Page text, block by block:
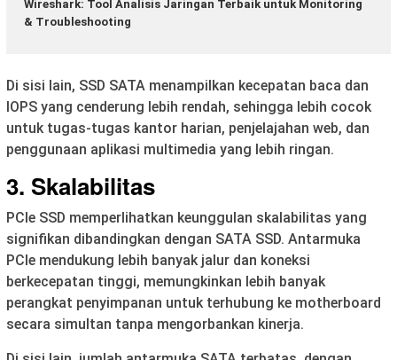
Wireshark: Tool Analisis Jaringan Terbaik untuk Monitoring
& Troubleshooting
Di sisi lain, SSD SATA menampilkan kecepatan baca dan
IOPS yang cenderung lebih rendah, sehingga lebih cocok
untuk tugas-tugas kantor harian, penjelajahan web, dan
penggunaan aplikasi multimedia yang lebih ringan.
3. Skalabilitas
PCIe SSD memperlihatkan keunggulan skalabilitas yang
signifikan dibandingkan dengan SATA SSD. Antarmuka
PCIe mendukung lebih banyak jalur dan koneksi
berkecepatan tinggi, memungkinkan lebih banyak
perangkat penyimpanan untuk terhubung ke motherboard
secara simultan tanpa mengorbankan kinerja.